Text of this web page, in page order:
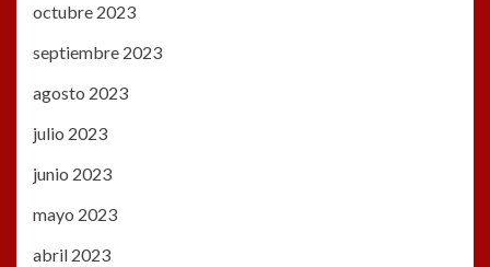
octubre 2023
septiembre 2023
agosto 2023
julio 2023
junio 2023
mayo 2023
abril 2023